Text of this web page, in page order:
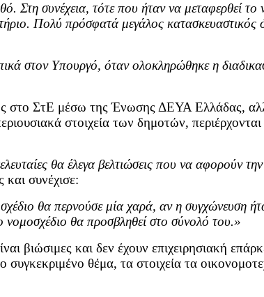
Στη συνέχεια, τότε που ήταν να μεταφερθεί
Πολύ πρόσφατά μεγάλος
στον Υπουργό, όταν ολοκληρώθηκε η
στο ΣτΕ μέσω της Ένωσης ΔΕΥΑ Ελλάδας,
στοιχεία των δημοτών,
θα έλεγα βελτιώσεις που να αφορούν
και συνέχισε:
θα περνούσε μία χαρά, αν η συγχώνευση
θα προσβληθεί στο σύνολό του.»
βιώσιμες και δεν έχουν επιχειρησιακή
θέμα, τα στοιχεία τα